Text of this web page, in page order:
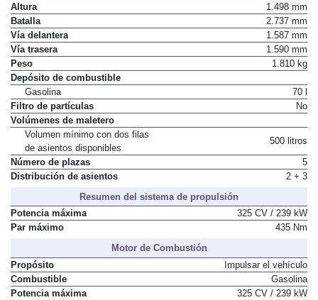
Altura
1.498 mm
Batalla
2.737 mm
Vía delantera
1.587 mm
Vía trasera
1.590 mm
Peso
1.810 kg
Depósito de combustible
Gasolina
70 l
Filtro de partículas
No
Volúmenes de maletero
Volumen mínimo con dos filas
de asientos disponibles
500 litros
Número de plazas
5
Distribución de asientos
2 + 3
Resumen del sistema de propulsión
Potencia máxima
325 CV / 239 kW
Par máximo
435 Nm
Motor de Combustión
Propósito
Impulsar el vehículo
Combustible
Gasolina
Potencia máxima
325 CV / 239 kW